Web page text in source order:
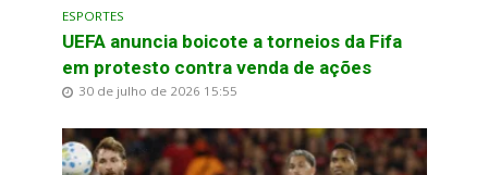
ESPORTES
UEFA anuncia boicote a torneios da Fifa
em protesto contra venda de ações
30 de julho de 2026 15:55